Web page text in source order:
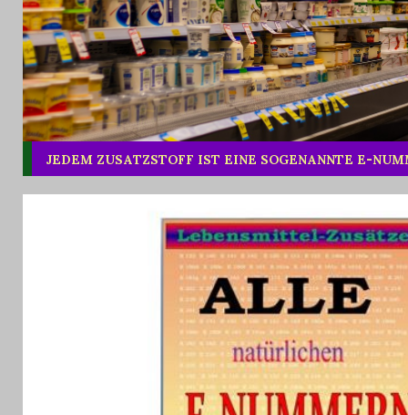
JEDEM ZUSATZSTOFF IST EINE SOGENANNTE E-